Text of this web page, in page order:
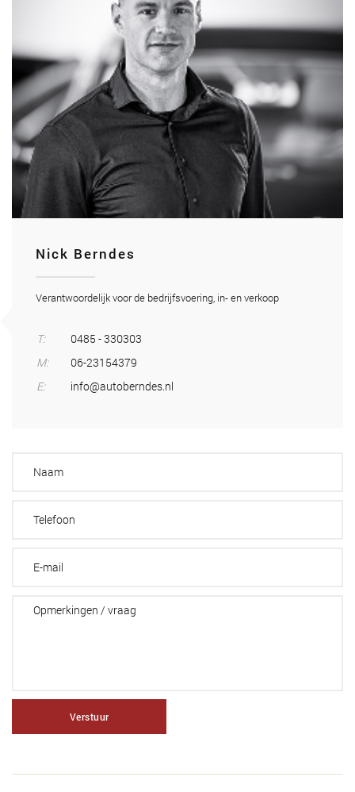
Nick Berndes
Verantwoordelijk voor de bedrijfsvoering, in- en verkoop
T:
0485 - 330303
M:
06-23154379
E:
info@autoberndes.nl
Verstuur